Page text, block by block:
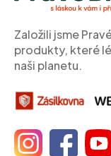
Založili jsme
produkty, které
naši planetu.